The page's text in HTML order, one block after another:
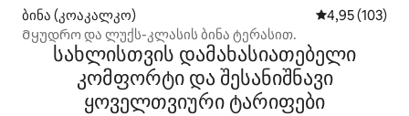
ბინა (კოაკალკო) საშუალო
4,95 (103)
Მყუდრო და ლუქს-კლასის ბინა ტერასით.
სახლისთვის დამახასიათებელი
კომფორტი და შესანიშნავი
ყოველთვიური ტარიფები